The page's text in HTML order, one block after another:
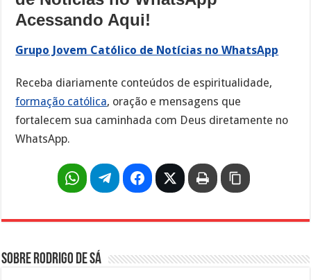
Acessando Aqui!
Grupo Jovem Católico de Notícias no WhatsApp
Receba diariamente conteúdos de espiritualidade,
formação católica, oração e mensagens que
fortalecem sua caminhada com Deus diretamente no
WhatsApp.
Sobre Rodrigo de Sá